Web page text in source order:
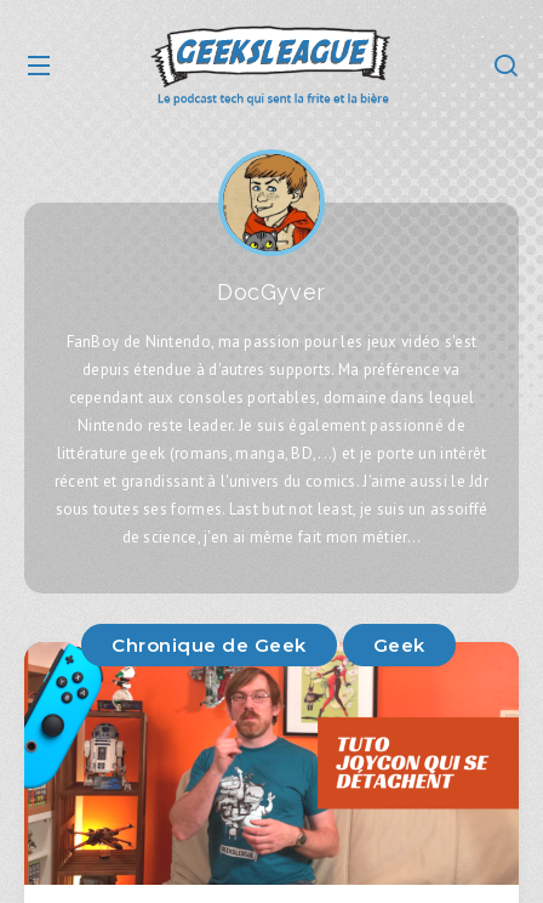
DocGyver
FanBoy de Nintendo, ma passion pour les jeux vidéo s'est
depuis étendue à d'autres supports. Ma préférence va
cependant aux consoles portables, domaine dans lequel
Nintendo reste leader. Je suis également passionné de
littérature geek (romans, manga, BD,...) et je porte un intérêt
récent et grandissant à l'univers du comics. J'aime aussi le Jdr
sous toutes ses formes. Last but not least, je suis un assoiffé
de science, j'en ai même fait mon métier...
Chronique de Geek Geek